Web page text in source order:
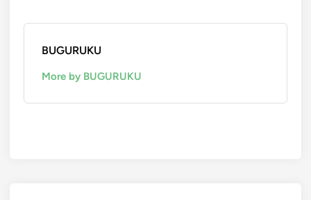
BUGURUKU
More by BUGURUKU